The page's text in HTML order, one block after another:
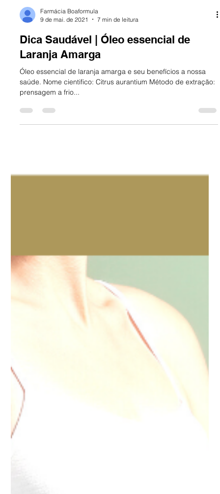
7 min de leitura
Dica Saudável | Óleo essencial de
Óleo essencial de laranja amarga e seu benefícios a nossa
saúde. Nome cientifico: Citrus aurantium Método de extração: